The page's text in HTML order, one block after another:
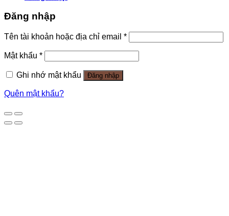
Đăng nhập
Tên tài khoản hoặc địa chỉ email *
Mật khẩu *
Ghi nhớ mật khẩu Đăng nhập
Quên mật khẩu?